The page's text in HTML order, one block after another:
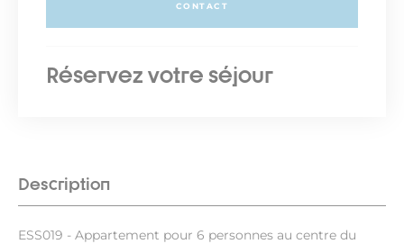
Description
ESS019 - Appartement pour 6 personnes au centre du
CONTACT
Réservez votre séjour